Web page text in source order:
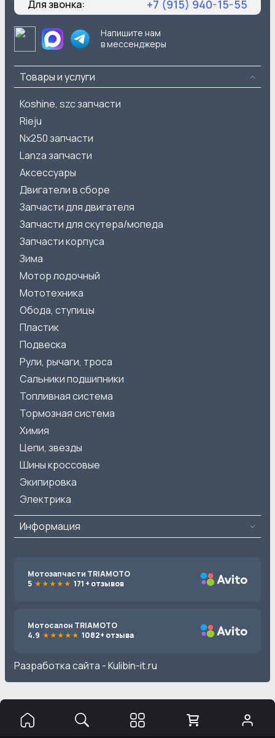
Для звонка: +7 (915) 940-15-55
Напишите нам
в мессенджеры
Товары и услуги
Koshine, szc запчасти
Rieju
Nx250 запчасти
Lanza запчасти
Аксессуары
Двигатели в сборе
Запчасти для двигателя
Запчасти для скутера/мопеда
Запчасти корпуса
Зима
Мотор лодочный
Мототехника
Обода, ступицы
Пластик
Подвеска
Рули, рычаги, троса
Сальники подшипники
Топливная система
Тормозная система
Химия
Цепи, звезды
Шины кроссовые
Экипировка
Электрика
Информация
Мотозапчасти TRIAMOTO
5
171 + отзывов
Мотосалон TRIAMOTO
4.9
1082+ отзыва
Разработка сайта -Kulibin-it.ru